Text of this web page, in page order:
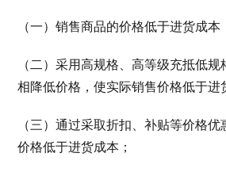
（一）销售商品的价格低于进货成本
（二）采用高规格、高等级充抵低
相降低价格，使实际销售价格低于进
（三）通过采取折扣、补贴等价格
价格低于进货成本；